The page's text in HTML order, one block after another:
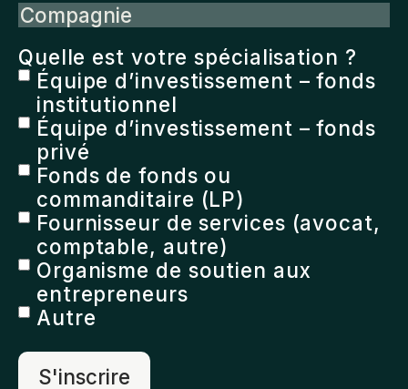
Compagnie
Quelle est votre spécialisation ?
Équipe d’investissement – fonds
institutionnel
Équipe d’investissement – fonds
privé
Fonds de fonds ou
commanditaire (LP)
Fournisseur de services (avocat,
comptable, autre)
Organisme de soutien aux
entrepreneurs
Autre